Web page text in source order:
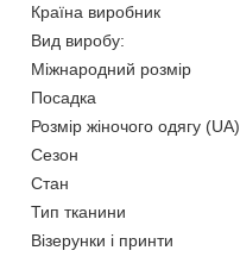
Країна виробник
Вид виробу:
Міжнародний розмір
Посадка
Розмір жіночого одягу (UA)
Сезон
Стан
Тип тканини
Візерунки і принти